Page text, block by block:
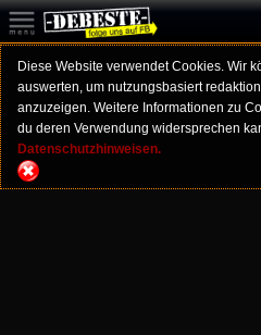
Diese Website verwendet Cookies. Wir
auswerten, um nutzungsbasiert
anzuzeigen. Weitere Informationen zu
du deren Verwendung widersprechen
Datenschutzhinweisen.